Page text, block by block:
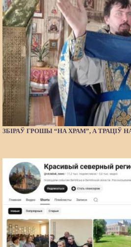
ЗБІРАЎ ГРОШЫ “НА ХРАМ”, А ТРАЦІЎ